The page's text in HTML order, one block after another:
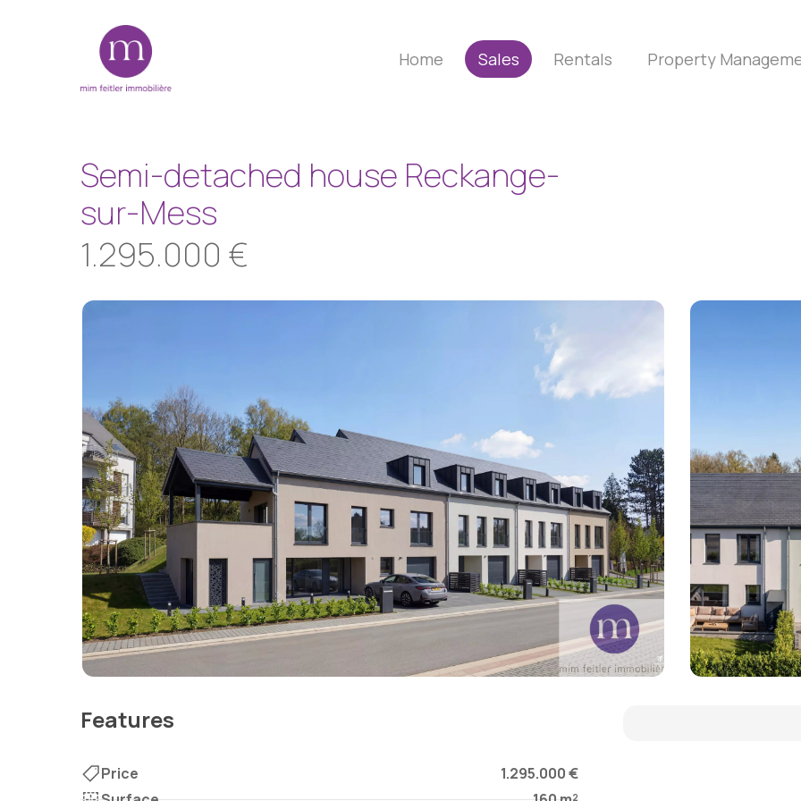
Home Sales Rentals Property
Semi-detached house Reckange-
sur-Mess
1.295.000 €
Features
Price
1.295.000 €